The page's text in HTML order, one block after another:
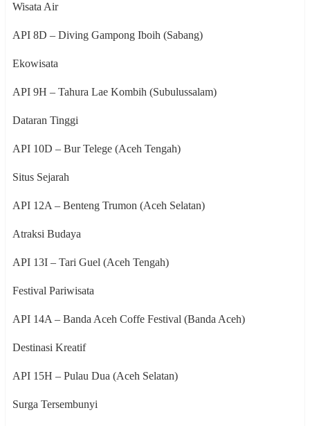
Wisata Air
API 8D – Diving Gampong Iboih (Sabang)
Ekowisata
API 9H – Tahura Lae Kombih (Subulussalam)
Dataran Tinggi
API 10D – Bur Telege (Aceh Tengah)
Situs Sejarah
API 12A – Benteng Trumon (Aceh Selatan)
Atraksi Budaya
API 13I – Tari Guel (Aceh Tengah)
Festival Pariwisata
API 14A – Banda Aceh Coffe Festival (Banda Aceh)
Destinasi Kreatif
API 15H – Pulau Dua (Aceh Selatan)
Surga Tersembunyi